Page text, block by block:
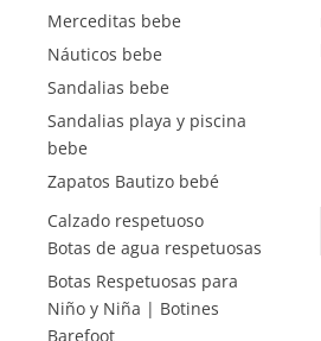
Merceditas bebe
Náuticos bebe
Sandalias bebe
Sandalias playa y piscina
bebe
Zapatos Bautizo bebé
Calzado respetuoso
Botas de agua respetuosas
Botas Respetuosas para
Niño y Niña | Botines
Barefoot